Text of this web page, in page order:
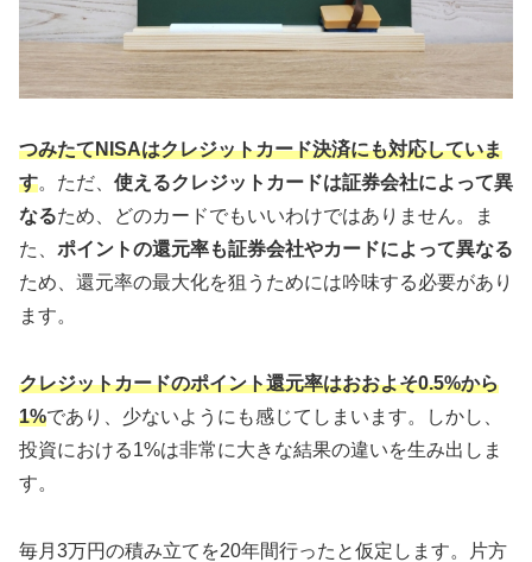
つみたてNISAはクレジットカード決済にも対応していま
す。ただ、 使えるクレジットカードは証券会社によって異
なるため、どのカードでもいいわけではありません。ま
た、 ポイントの還元率も証券会社やカードによって異なる
ため、還元率の最大化を狙うためには吟味する必要があり
ます。
クレジットカードのポイント還元率はおおよそ0.5%から
1%であり、少ないようにも感じてしまいます。しかし、
投資における1%は非常に大きな結果の違いを生み出しま
す。
毎月3万円の積み立てを20年間行ったと仮定します。片方